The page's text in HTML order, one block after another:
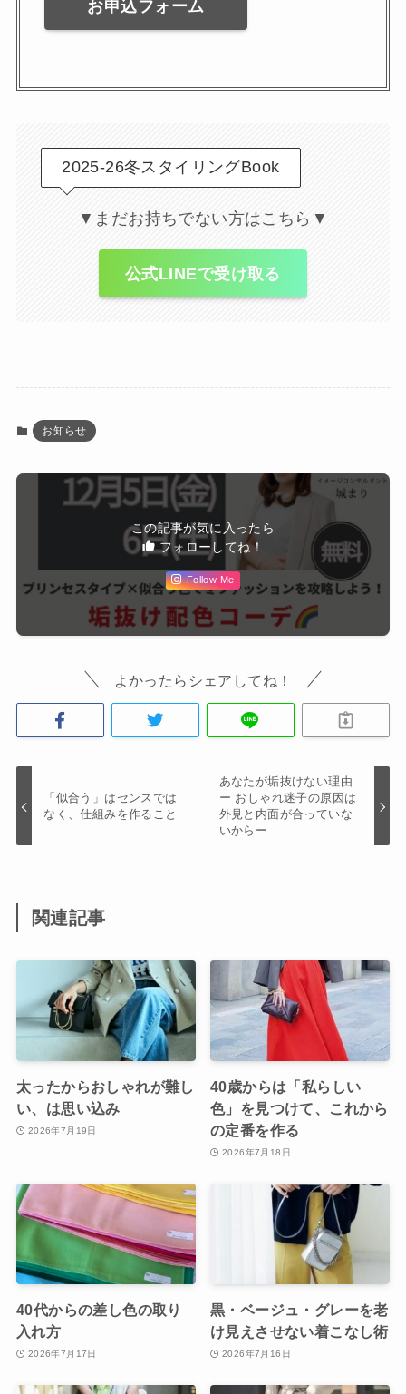
お申込フォーム
2025-26冬スタイリングBook
▼まだお持ちでない方はこちら▼
公式LINEで受け取る
お知らせ
この記事が気に入ったら
フォローしてね！
Follow Me
よかったらシェアしてね！
「似合う」はセンスでは
なく、仕組みを作ること
あなたが垢抜けない理由
ー おしゃれ迷子の原因は
外見と内面が合っていな
いからー
関連記事
太ったからおしゃれが難し
い、は思い込み
2026年7月19日
40歳からは「私らしい
色」を見つけて、これから
の定番を作る
2026年7月18日
40代からの差し色の取り
入れ方
2026年7月17日
黒・ベージュ・グレーを老
け見えさせない着こなし術
2026年7月16日